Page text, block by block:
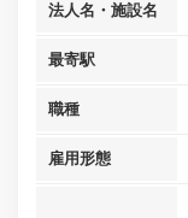
法人名・施設名
最寄駅
職種
雇用形態